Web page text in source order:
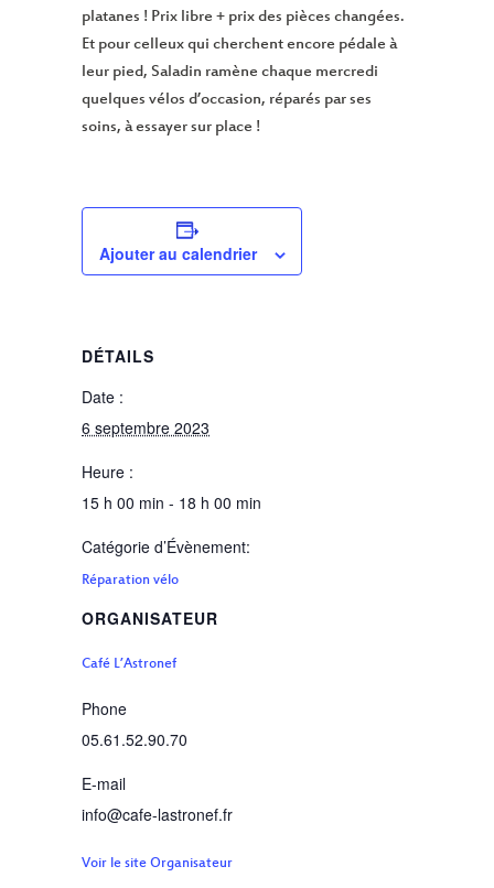
platanes ! Prix libre + prix des pièces changées.
Et pour celleux qui cherchent encore pédale à
leur pied, Saladin ramène chaque mercredi
quelques vélos d’occasion, réparés par ses
soins, à essayer sur place !
Ajouter au calendrier
DÉTAILS
Date :
6 septembre 2023
Heure :
15 h 00 min - 18 h 00 min
Catégorie d’Évènement:
Réparation vélo
ORGANISATEUR
Café L’Astronef
Phone
05.61.52.90.70
E-mail
info@cafe-lastronef.fr
Voir le site Organisateur